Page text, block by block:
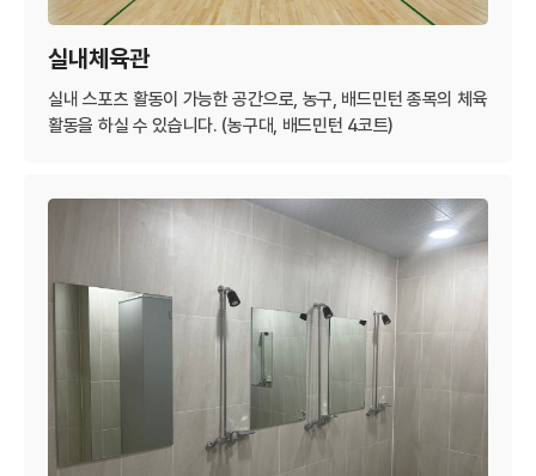
실내체육관
실내 스포츠 활동이 가능한 공간으로, 농구, 배드민턴 종목의 체육
활동을 하실 수 있습니다. (농구대, 배드민턴 4코트)